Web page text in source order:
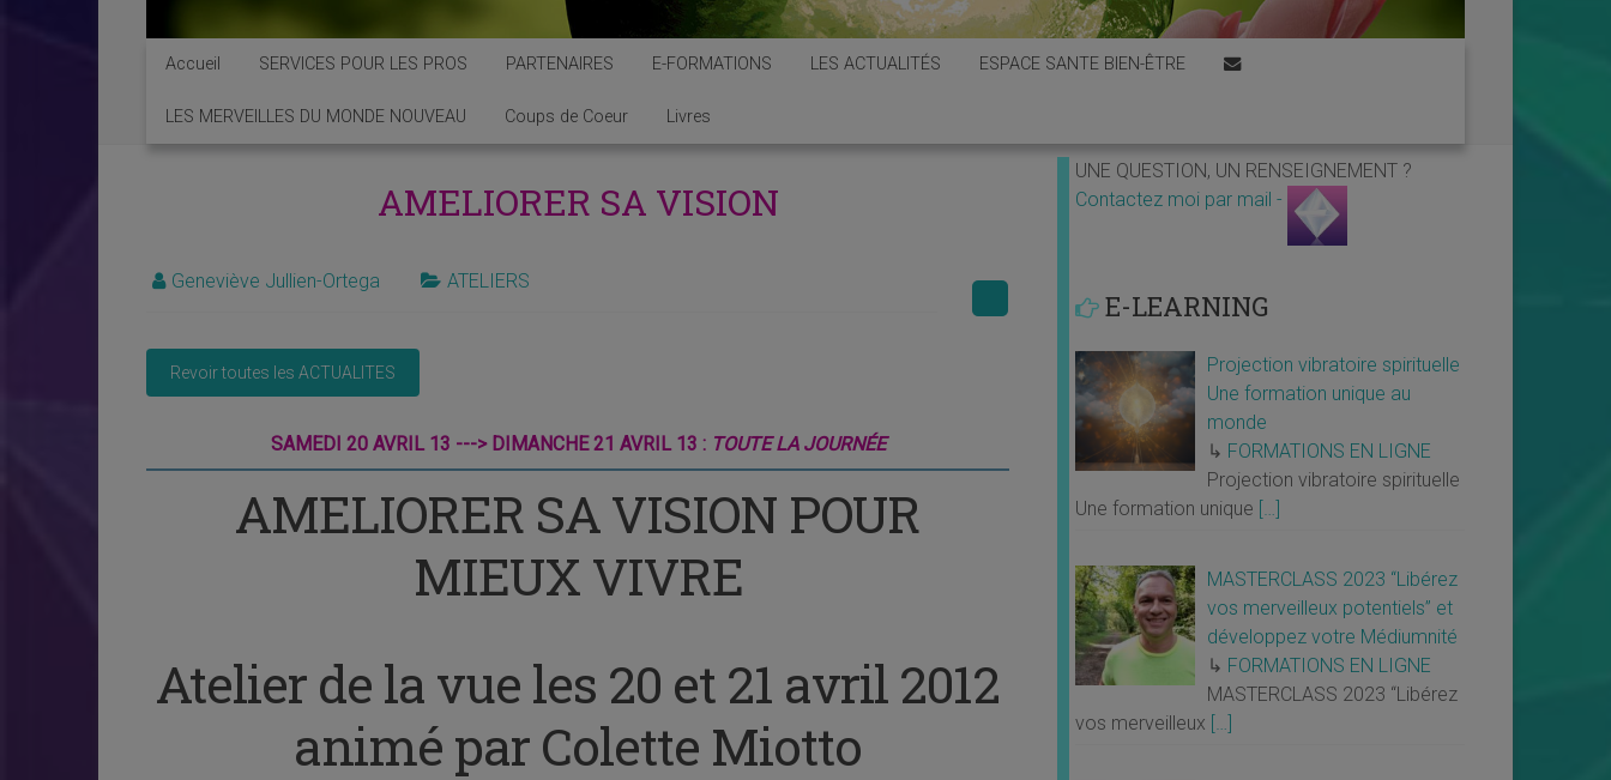
Accueil SERVICES POUR LES PROS PARTENAIRES E-FORMATIONS LES ACTUALITÉS ESPACE SANTE BIEN-ÊTRE
LES MERVEILLES DU MONDE NOUVEAU Coups de Coeur Livres
AMELIORER SA VISION
Geneviève Jullien-Ortega ATELIERS
SAMEDI 20 AVRIL 13 ---> DIMANCHE 21 AVRIL 13 : TOUTE LA JOURNÉE
AMELIORER SA VISION POUR
MIEUX VIVRE
Atelier de la vue les 20 et 21 avril 2012
animé par Colette Miotto
UNE QUESTION, UN RENSEIGNEMENT ?
Contactez moi par mail -
E-LEARNING
Projection vibratoire spirituelle
Une formation unique au
monde
↳ FORMATIONS EN LIGNE
Projection vibratoire spirituelle
Une formation unique […]
MASTERCLASS 2023 “Libérez
vos merveilleux potentiels” et
développez votre Médiumnité
↳ FORMATIONS EN LIGNE
MASTERCLASS 2023 “Libérez
vos merveilleux […]